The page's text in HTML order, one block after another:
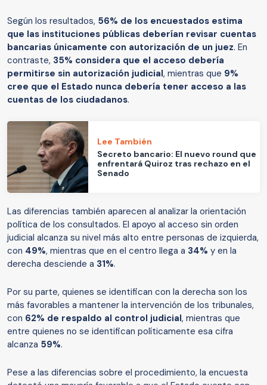
Según los resultados, 56% de los encuestados estima
que las instituciones públicas deberían revisar cuentas
bancarias únicamente con autorización de un juez. En
contraste, 35% considera que el acceso debería
permitirse sin autorización judicial, mientras que 9%
cree que el Estado nunca debería tener acceso a las
cuentas de los ciudadanos.
Lee También
Secreto bancario: El nuevo round que
enfrentará Quiroz tras rechazo en el
Senado
Las diferencias también aparecen al analizar la orientación
política de los consultados. El apoyo al acceso sin orden
judicial alcanza su nivel más alto entre personas de izquierda,
con 49%, mientras que en el centro llega a 34% y en la
derecha desciende a 31%.
Por su parte, quienes se identifican con la derecha son los
más favorables a mantener la intervención de los tribunales,
con 62% de respaldo al control judicial, mientras que
entre quienes no se identifican políticamente esa cifra
alcanza 59%.
Pese a las diferencias sobre el procedimiento, la encuesta